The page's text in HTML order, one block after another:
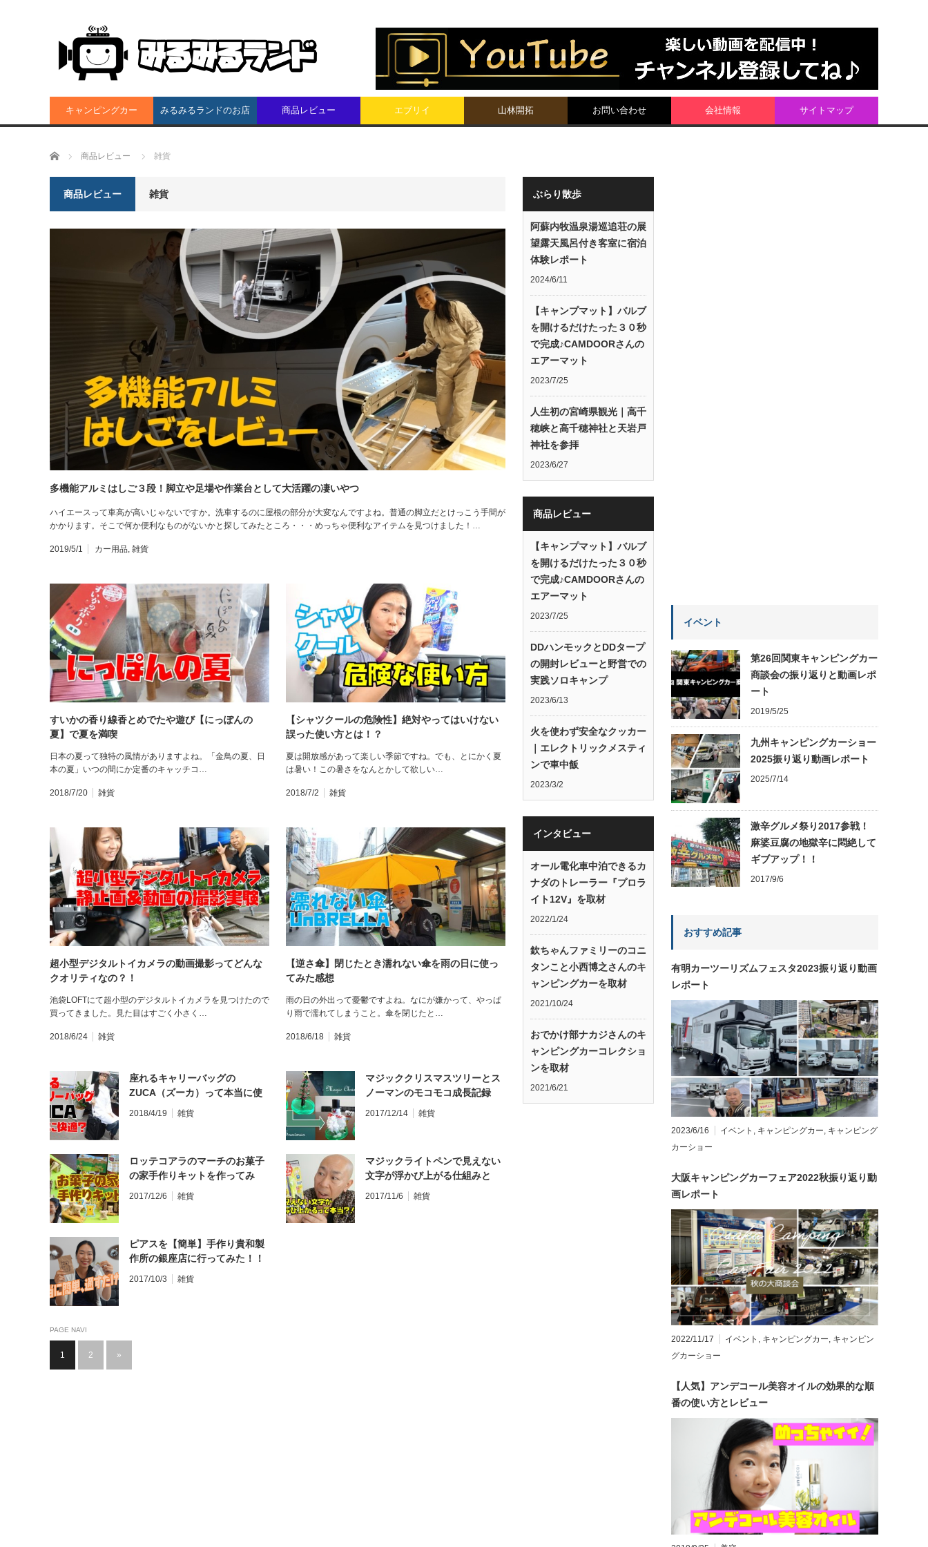
キャンピングカー みるみるランドのお店 商品レビュー エブリイ 山林開拓 お問い合わせ 会社情報 サイトマップ
ホーム 商品レビュー 雑貨
商品レビュー 雑貨
多機能アルミはしご３段！脚立や足場や作業台として大活躍の凄いやつ
ハイエースって車高が高いじゃないですか。洗車するのに屋根の部分が大変なんですよね。普通の脚立だとけっこう手間が
かかります。そこで何か便利なものがないかと探してみたところ・・・めっちゃ便利なアイテムを見つけました！…
2019/5/1 カー用品, 雑貨
すいかの香り線香とめでたや遊び【にっぽんの
夏】で夏を満喫
日本の夏って独特の風情がありますよね。「金鳥の夏、日
本の夏」いつの間にか定番のキャッチコ…
2018/7/20 雑貨
【シャツクールの危険性】絶対やってはいけない
誤った使い方とは！？
夏は開放感があって楽しい季節ですね。でも、とにかく夏
は暑い！この暑さをなんとかして欲しい…
2018/7/2 雑貨
超小型デジタルトイカメラの動画撮影ってどんな
クオリティなの？！
池袋LOFTにて超小型のデジタルトイカメラを見つけたので
買ってきました。見た目はすごく小さく…
2018/6/24 雑貨
【逆さ傘】閉じたとき濡れない傘を雨の日に使っ
てみた感想
雨の日の外出って憂鬱ですよね。なにが嫌かって、やっぱ
り雨で濡れてしまうこと。傘を閉じたと…
2018/6/18 雑貨
座れるキャリーバッグの
ZUCA（ズーカ）って本当に使
えるの？！
2018/4/19 雑貨
マジッククリスマスツリーとス
ノーマンのモコモコ成長記録
2017/12/14 雑貨
ロッテコアラのマーチのお菓子
の家手作りキットを作ってみ
2017/12/6 雑貨
マジックライトペンで見えない
文字が浮かび上がる仕組みと
2017/11/6 雑貨
ピアスを【簡単】手作り貴和製
作所の銀座店に行ってみた！！
2017/10/3 雑貨
PAGE NAVI
1 2 »
ぶらり散歩
阿蘇内牧温泉湯巡追荘の展
望露天風呂付き客室に宿泊
体験レポート
2024/6/11
【キャンプマット】バルブ
を開けるだけたった３０秒
で完成♪CAMDOORさんの
エアーマット
2023/7/25
人生初の宮崎県観光｜高千
穂峡と高千穂神社と天岩戸
神社を参拝
2023/6/27
商品レビュー
【キャンプマット】バルブ
を開けるだけたった３０秒
で完成♪CAMDOORさんの
エアーマット
2023/7/25
DDハンモックとDDタープ
の開封レビューと野営での
実践ソロキャンプ
2023/6/13
火を使わず安全なクッカー
｜エレクトリックメスティ
ンで車中飯
2023/3/2
インタビュー
オール電化車中泊できるカ
ナダのトレーラー『プロラ
イト12V』を取材
2022/1/24
欽ちゃんファミリーのコニ
タンこと小西博之さんのキ
ャンピングカーを取材
2021/10/24
おでかけ部ナカジさんのキ
ャンピングカーコレクショ
ンを取材
2021/6/21
イベント
第26回関東キャンピングカー
商談会の振り返りと動画レポ
ート
2019/5/25
九州キャンピングカーショー
2025振り返り動画レポート
2025/7/14
激辛グルメ祭り2017参戦！
麻婆豆腐の地獄辛に悶絶して
ギブアップ！！
2017/9/6
おすすめ記事
有明カーツーリズムフェスタ2023振り返り動画
レポート
2023/6/16 イベント キャンピングカー キャンピング
カーショー
大阪キャンピングカーフェア2022秋振り返り動
画レポート
2022/11/17 イベント , キャンピングカー, キャンピン
グカーショー
【人気】アンデコール美容オイルの効果的な順
番の使い方とレビュー